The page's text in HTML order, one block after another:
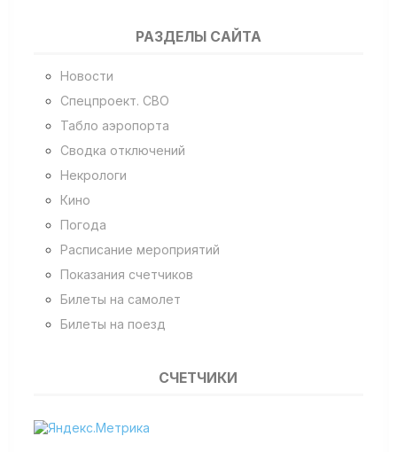
РАЗДЕЛЫ САЙТА
Новости
Спецпроект. СВО
Табло аэропорта
Сводка отключений
Некрологи
Кино
Погода
Расписание мероприятий
Показания счетчиков
Билеты на самолет
Билеты на поезд
СЧЕТЧИКИ